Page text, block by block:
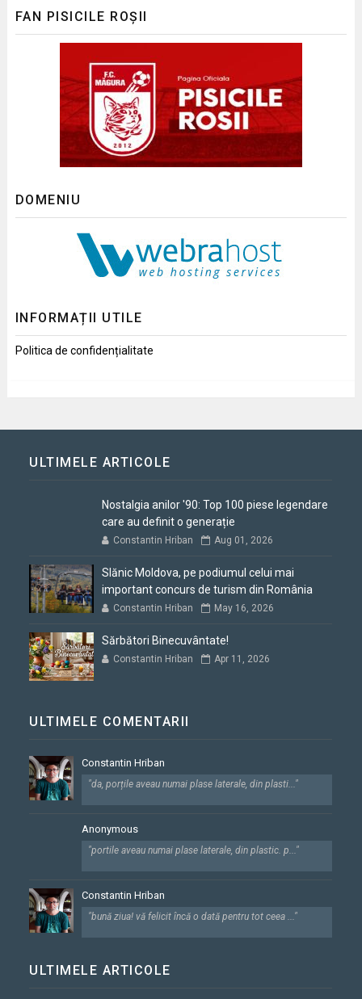
FAN PISICILE ROȘII
DOMENIU
INFORMAȚII UTILE
Politica de confidențialitate
ULTIMELE ARTICOLE
Nostalgia anilor '90: Top 100 piese legendare
care au definit o generație
Constantin Hriban Aug 01, 2026
Slănic Moldova, pe podiumul celui mai
important concurs de turism din România
Constantin Hriban May 16, 2026
Sărbători Binecuvântate!
Constantin Hriban Apr 11, 2026
ULTIMELE COMENTARII
Constantin Hriban
"da, porțile aveau numai plase laterale, din plasti..."
Anonymous
"portile aveau numai plase laterale, din plastic. p..."
Constantin Hriban
"bună ziua! vă felicit încă o dată pentru tot ceea ..."
ULTIMELE ARTICOLE